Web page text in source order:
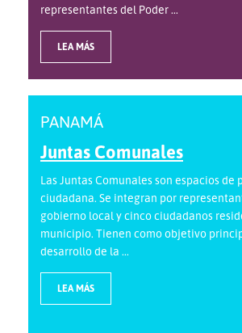
representantes del Poder ...
LEA MÁS
PANAMÁ
Juntas Comunales
Las Juntas Comunales son espacios de
ciudadana. Se integran por
gobierno local y cinco ciudadanos
municipio. Tienen como objetivo
desarrollo de la ...
LEA MÁS